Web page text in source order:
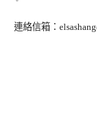
連絡信箱：